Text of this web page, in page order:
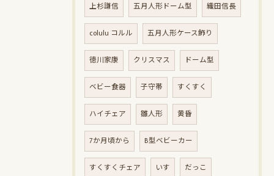
上杉謙信 五月人形ドーム型 織田信長
colulu コルル 五月人形ケース飾り
徳川家康 クリスマス ドーム型
ベビー食器 子守帯 すくすく
ハイチェア 雛人形 黄昏
7か月頃から B型ベビーカー
すくすくチェア いす だっこ